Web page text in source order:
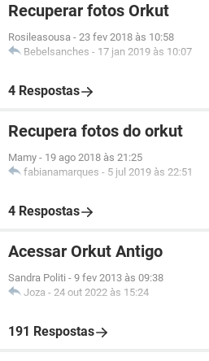
Recuperar fotos Orkut
Rosileasousa - 23 fev 2018 às 10:58
Bebelsanches - 17 jan 2019 às 10:07
4 Respostas
Recupera fotos do orkut
Mamy - 19 ago 2018 às 21:25
fabianamarques - 5 jul 2019 às 22:51
4 Respostas
Acessar Orkut Antigo
Sandra Politi - 9 fev 2013 às 09:38
Joza - 24 out 2022 às 15:24
191 Respostas